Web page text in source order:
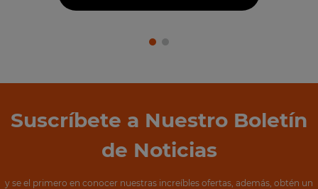
Suscríbete a Nuestro Boletín
de Noticias
y se el primero en conocer nuestras increíbles ofertas, además, obtén un